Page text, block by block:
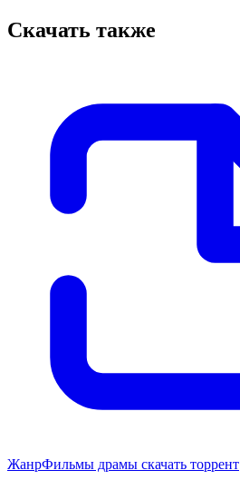
Скачать также
ЖанрФильмы драмы скачать торрент